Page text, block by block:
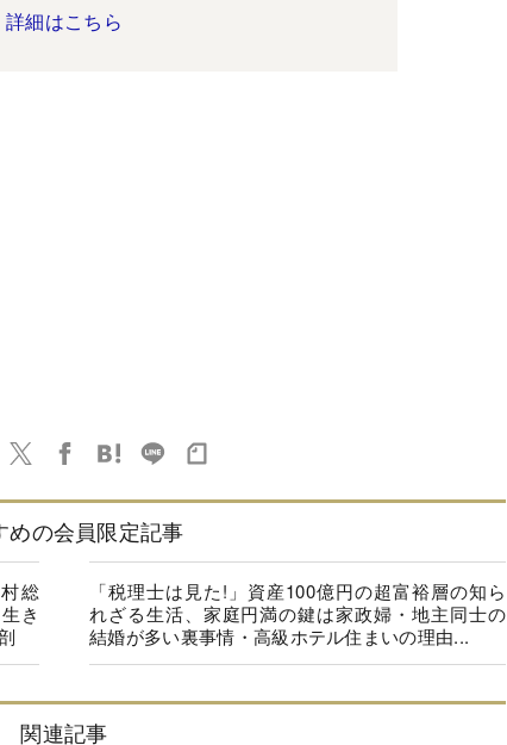
詳細はこちら
めの会員限定記事
総
き
「税理士は見た!」資産100億円の超富裕層の知ら
れざる生活、家庭円満の鍵は家政婦・地主同士の
結婚が多い裏事情・高級ホテル住まいの理由...
関連記事